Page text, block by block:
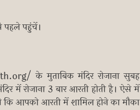
पहले पहुंचें।
के मुताबिक मंदिर रोजाना सुबह
में रोजाना 3 बार आरती होती है। ऐसे में
आपको आरती में शामिल होने का मौका